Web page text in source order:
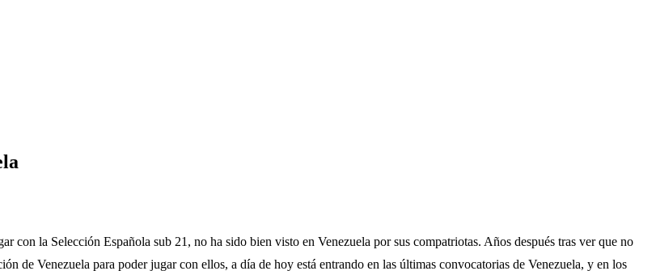
con la Selección Española sub 21, no ha sido bien visto en Venezuela por sus compatriotas. Años después tras ver que no
de Venezuela para poder jugar con ellos, a día de hoy está entrando en las últimas convocatorias de Venezuela, y en los